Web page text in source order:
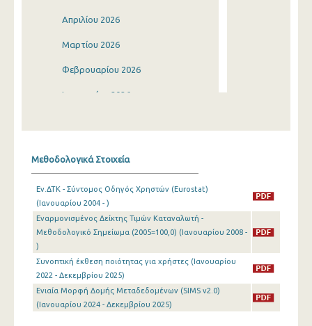
Απριλίου 2026
Μαρτίου 2026
Φεβρουαρίου 2026
Ιανουαρίου 2026
Σεπτεμβρίου 2025
Αυγούστου 2025
Ιουνίου 2025
Μαΐου 2025
Μεθοδολογικά Στοιχεία
Εν.ΔΤΚ - Σύντομος Οδηγός Χρηστών (Eurostat)
(Ιανουαρίου 2004 - )
Εναρμονισμένος Δείκτης Τιμών Καταναλωτή -
Μεθοδολογικό Σημείωμα (2005=100,0) (Ιανουαρίου 2008 -
)
Συνοπτική έκθεση ποιότητας για χρήστες (Ιανουαρίου
2022 - Δεκεμβρίου 2025)
Ενιαία Μορφή Δομής Μεταδεδομένων (SIMS v2.0)
(Ιανουαρίου 2024 - Δεκεμβρίου 2025)